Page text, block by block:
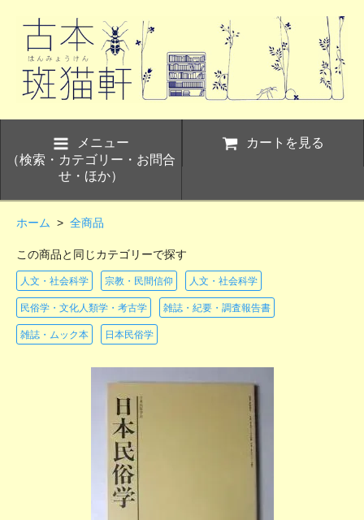
メニュー
（検索・カテゴリー・お問合
せ・ほか）
カートを見る
ホーム > 全商品
この商品と同じカテゴリーで探す
人文・社会科学 宗教・民間信仰 人文・社会科学
民俗学・文化人類学・考古学 雑誌・紀要・調査報告書
雑誌・ムック本 日本民俗学